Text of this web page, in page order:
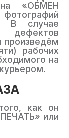
на «ОБМЕН
В случае
произведём
рабочих
на
как он
или